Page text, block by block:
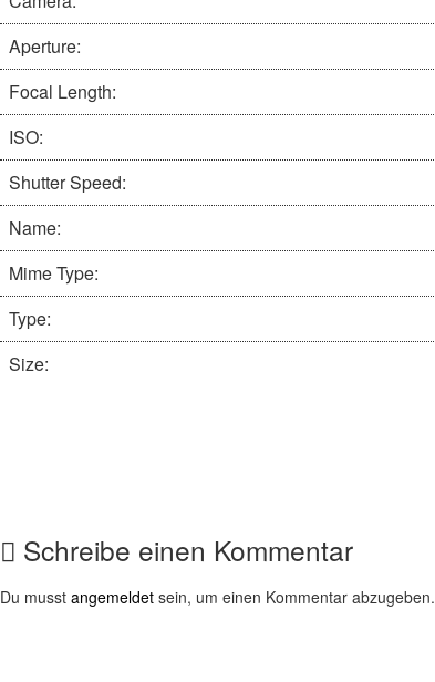
Aperture:
Focal Length:
ISO:
Shutter Speed:
Name:
Mime Type:
Type:
Size:
Schreibe einen Kommentar
Du musst angemeldet sein, um einen Kommentar abzugeben.